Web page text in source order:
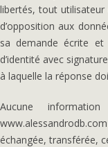
libertés, tout utilisateur
d’opposition aux
sa demande écrite et
d’identité avec
à laquelle la réponse
Aucune
échangée, transférée,